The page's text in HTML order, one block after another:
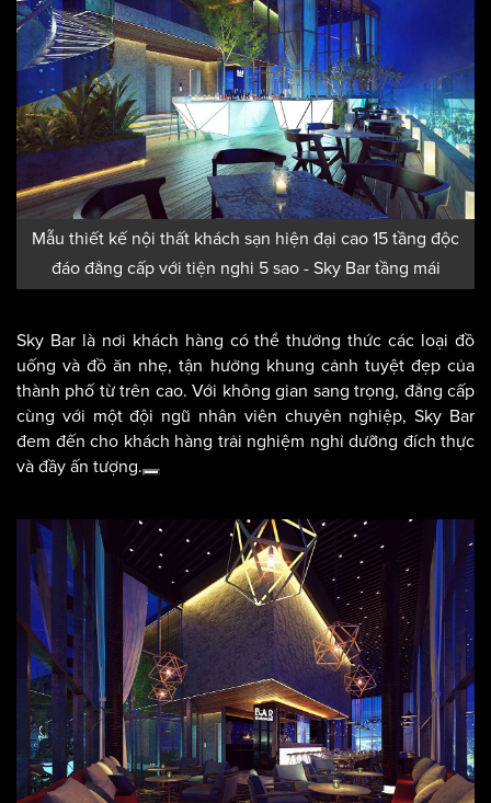
Mẫu thiết kế nội thất khách sạn hiện đại cao 15 tầng độc
đáo đẳng cấp với tiện nghi 5 sao - Sky Bar tầng mái
Sky Bar là nơi khách hàng có thể thưởng thức các loại đồ
uống và đồ ăn nhẹ, tận hưởng khung cảnh tuyệt đẹp của
thành phố từ trên cao. Với không gian sang trọng, đẳng cấp
cùng với một đội ngũ nhân viên chuyên nghiệp, Sky Bar
đem đến cho khách hàng trải nghiệm nghỉ dưỡng đích thực
và đầy ấn tượng.